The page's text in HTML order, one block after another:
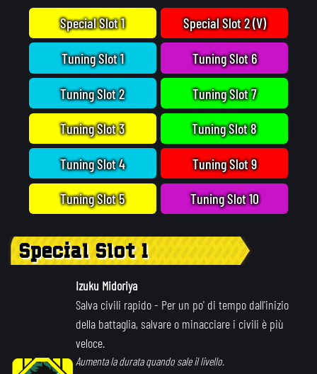
Special Slot 1
Tuning Slot 1
Tuning Slot 2
Tuning Slot 3
Tuning Slot 4
Tuning Slot 5
Special Slot 2 (V)
Tuning Slot 6
Tuning Slot 7
Tuning Slot 8
Tuning Slot 9
Tuning Slot 10
Special Slot 1
Izuku Midoriya
Salva civili rapido- Per un po' di tempo dall'inizio
della battaglia, salvare o minacciare i civili è più
veloce.
Aumenta la durata quando sale il livello.